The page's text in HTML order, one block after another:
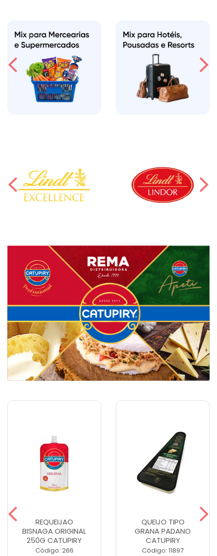
REQUEIJAO
BISNAGA ORIGINAL
250G CATUPIRY
Código: 266
QUEIJO TIPO
GRANA PADANO
CATUPIRY
Código: 11897